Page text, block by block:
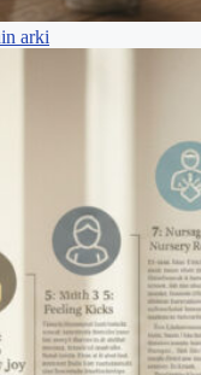
arki